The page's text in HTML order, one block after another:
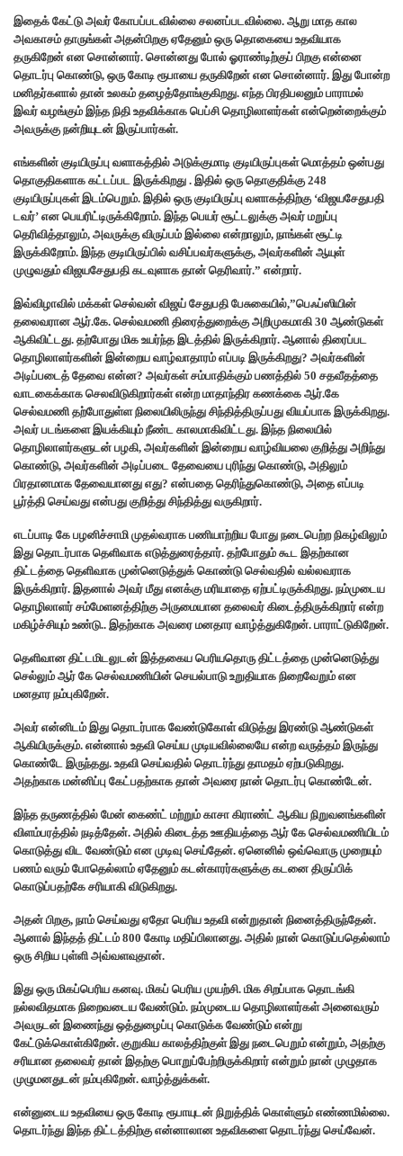
இதைக் கேட்டு அவர் கோபப்படவில்லை சலனப்படவில்லை. ஆறு மாத கால
அவகாசம் தாருங்கள் அதன்பிறகு ஏதேனும் ஒரு தொகையை உதவியாக
தருகிறேன் என சொன்னார். சொன்னது போல் ஓராண்டிற்குப் பிறகு என்னை
தொடர்பு கொண்டு, ஒரு கோடி ரூபாயை தருகிறேன் என சொன்னார். இது போன்ற
மனிதர்களால் தான் உலகம் தழைத்தோங்குகிறது. எந்த பிரதிபலனும் பாராமல்
இவர் வழங்கும் இந்த நிதி உதவிக்காக பெப்சி தொழிலாளர்கள் என்றென்றைக்கும்
அவருக்கு நன்றியுடன் இருப்பார்கள்.
எங்களின் குடியிருப்பு வளாகத்தில் அடுக்குமாடி குடியிருப்புகள் மொத்தம் ஒன்பது
தொகுதிகளாக கட்டப்பட இருக்கிறது . இதில் ஒரு தொகுதிக்கு 248
குடியிருப்புகள் இடம்பெறும். இதில் ஒரு குடியிருப்பு வளாகத்திற்கு ‘விஜயசேதுபதி
டவர்’ என பெயரிட்டிருக்கிறோம். இந்த பெயர் சூட்டலுக்கு அவர் மறுப்பு
தெரிவித்தாலும், அவருக்கு விருப்பம் இல்லை என்றாலும், நாங்கள் சூட்டி
இருக்கிறோம். இந்த குடியிருப்பில் வசிப்பவர்களுக்கு, அவர்களின் ஆயுள்
முழுவதும் விஜயசேதுபதி கடவுளாக தான் தெரிவார்.” என்றார்.
இவ்விழாவில் மக்கள் செல்வன் விஜய் சேதுபதி பேசுகையில்,”பெஃப்ஸியின்
தலைவரான ஆர்.கே. செல்வமணி திரைத்துறைக்கு அறிமுகமாகி 30 ஆண்டுகள்
ஆகிவிட்டது. தற்போது மிக உயர்ந்த இடத்தில் இருக்கிறார். ஆனால் திரைப்பட
தொழிலாளர்களின் இன்றைய வாழ்வாதாரம் எப்படி இருக்கிறது? அவர்களின்
அடிப்படைத் தேவை என்ன? அவர்கள் சம்பாதிக்கும் பணத்தில் 50 சதவீதத்தை
வாடகைக்காக செலவிடுகிறார்கள் என்ற மாதாந்திர கணக்கை ஆர்.கே
செல்வமணி தற்போதுள்ள நிலையிலிருந்து சிந்தித்திருப்பது வியப்பாக இருக்கிறது.
அவர் படங்களை இயக்கியும் நீண்ட காலமாகிவிட்டது. இந்த நிலையில்
தொழிலாளர்களுடன் பழகி, அவர்களின் இன்றைய வாழ்வியலை குறித்து அறிந்து
கொண்டு, அவர்களின் அடிப்படை தேவையை புரிந்து கொண்டு, அதிலும்
பிரதானமாக தேவையானது எது? என்பதை தெரிந்துகொண்டு, அதை எப்படி
பூர்த்தி செய்வது என்பது குறித்து சிந்தித்து வருகிறார்.
எடப்பாடி கே பழனிச்சாமி முதல்வராக பணியாற்றிய போது நடைபெற்ற நிகழ்விலும்
இது தொடர்பாக தெளிவாக எடுத்துரைத்தார். தற்போதும் கூட இதற்கான
திட்டத்தை தெளிவாக முன்னெடுத்துக் கொண்டு செல்வதில் வல்லவராக
இருக்கிறார். இதனால் அவர் மீது எனக்கு மரியாதை ஏற்பட்டிருக்கிறது. நம்முடைய
தொழிலாளர் சம்மேளனத்திற்கு அருமையான தலைவர் கிடைத்திருக்கிறார் என்ற
மகிழ்ச்சியும் உண்டு.. இதற்காக அவரை மனதார வாழ்த்துகிறேன். பாராட்டுகிறேன்.
தெளிவான திட்டமிடலுடன் இத்தகைய பெரியதொரு திட்டத்தை முன்னெடுத்து
செல்லும் ஆர் கே செல்வமணியின் செயல்பாடு உறுதியாக நிறைவேறும் என
மனதார நம்புகிறேன்.
அவர் என்னிடம் இது தொடர்பாக வேண்டுகோள் விடுத்து இரண்டு ஆண்டுகள்
ஆகியிருக்கும். என்னால் உதவி செய்ய முடியவில்லையே என்ற வருத்தம் இருந்து
கொண்டே இருந்தது. உதவி செய்வதில் தொடர்ந்து தாமதம் ஏற்படுகிறது.
அதற்காக மன்னிப்பு கேட்பதற்காக தான் அவரை நான் தொடர்பு கொண்டேன்.
இந்த தருணத்தில் மேன் கைண்ட் மற்றும் காசா கிராண்ட் ஆகிய நிறுவனங்களின்
விளம்பரத்தில் நடித்தேன். அதில் கிடைத்த ஊதியத்தை ஆர் கே செல்வமணியிடம்
கொடுத்து விட வேண்டும் என முடிவு செய்தேன். ஏனெனில் ஒவ்வொரு முறையும்
பணம் வரும் போதெல்லாம் ஏதேனும் கடன்காரர்களுக்கு கடனை திருப்பிக்
கொடுப்பதற்கே சரியாகி விடுகிறது.
அதன் பிறகு, நாம் செய்வது ஏதோ பெரிய உதவி என்றுதான் நினைத்திருந்தேன்.
ஆனால் இந்தத் திட்டம் 800 கோடி மதிப்பிலானது. அதில் நான் கொடுப்பதெல்லாம்
ஒரு சிறிய புள்ளி அவ்வளவுதான்.
இது ஒரு மிகப்பெரிய கனவு. மிகப் பெரிய முயற்சி. மிக சிறப்பாக தொடங்கி
நல்லவிதமாக நிறைவடைய வேண்டும். நம்முடைய தொழிலாளர்கள் அனைவரும்
அவருடன் இணைந்து ஒத்துழைப்பு கொடுக்க வேண்டும் என்று
கேட்டுக்கொள்கிறேன். குறுகிய காலத்திற்குள் இது நடைபெறும் என்றும், அதற்கு
சரியான தலைவர் தான் இதற்கு பொறுப்பேற்றிருக்கிறார் என்றும் நான் முழுதாக
முழுமனதுடன் நம்புகிறேன். வாழ்த்துக்கள்.
என்னுடைய உதவியை ஒரு கோடி ரூபாயுடன் நிறுத்திக் கொள்ளும் எண்ணமில்லை.
தொடர்ந்து இந்த திட்டத்திற்கு என்னாலான உதவிகளை தொடர்ந்து செய்வேன்.